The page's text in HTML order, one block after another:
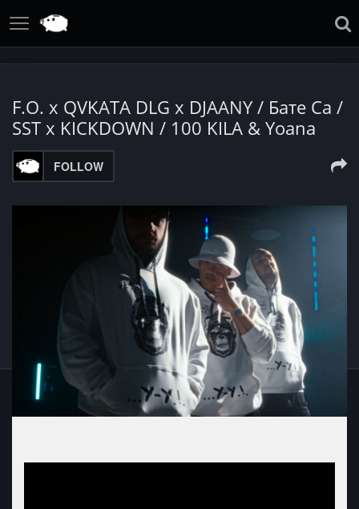
F.O. x QVKATA DLG x DJAANY / Бате Са /
SST x KICKDOWN / 100 KILA & Yoana
FOLLOW